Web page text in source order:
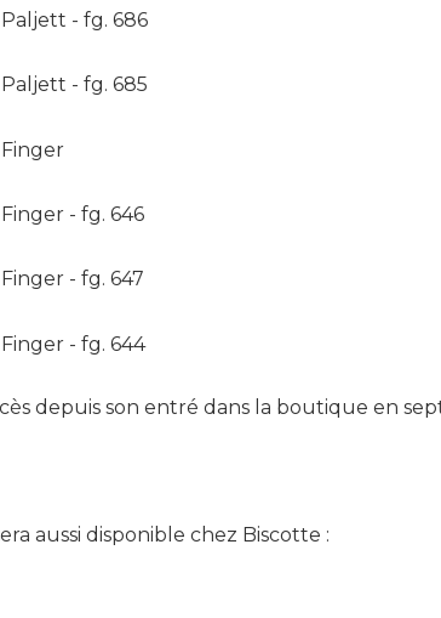
depuis son entré dans la boutique en
aussi disponible chez Biscotte :